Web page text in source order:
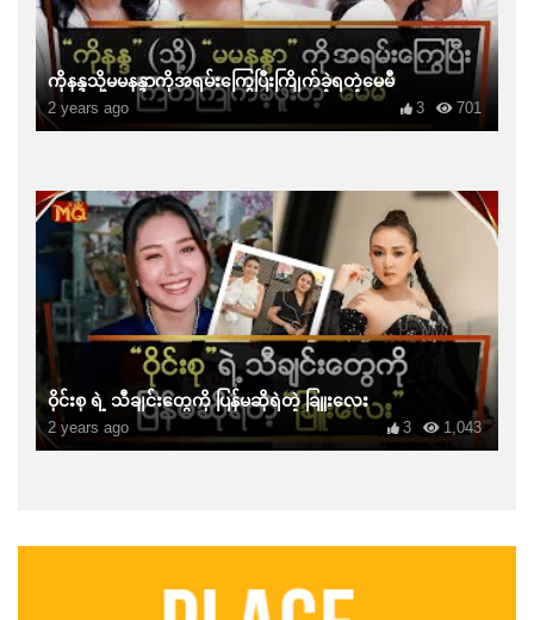
ကိုနန္ဒသို့မမနန္ဒာကိုအရမ်းကြွေပြီးကြိုက်ခဲ့ရတဲ့မေမီ
2 years ago 701
3
ဝိုင်းစု ရဲ့ သီချင်းတွေကို ပြန်မဆိုရဲတဲ့ ခြူးလေး
2 years ago 1,043
3